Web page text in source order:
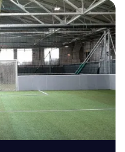
HORARIO DE
APERTURA
De lunes a viernes
- 01.00 h (02.00 h el
viernes)
Sáb-Dom